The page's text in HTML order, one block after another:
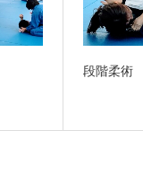
段階柔術